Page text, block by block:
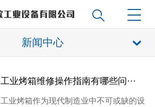
新闻中心
工业烤箱维修操作指南有哪些问···
工业烤箱作为现代制造业中不可或缺的设